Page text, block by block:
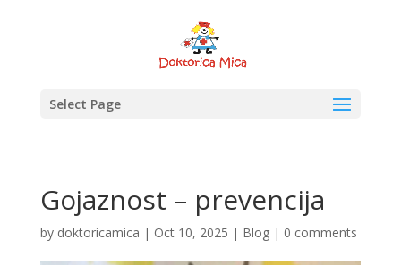
Select Page
Gojaznost – prevencija
by doktoricamica | Oct 10, 2025 | Blog| 0 comments